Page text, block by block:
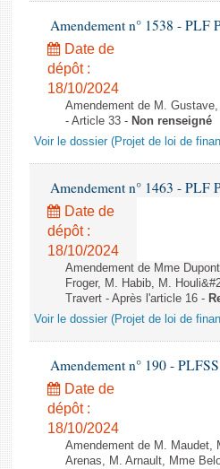
Amendement n° 1538 - PLF
Date de
dépôt :
18/10/2024
Amendement de M.
- Article 33 - Non renseigné
Voir le dossier (Projet de loi de
Amendement n° 1463 - PLF
Date de
dépôt :
18/10/2024
Amendement de Mme
Froger, M. Habib, M.
Travert - Après l'article 16 -
Voir le dossier (Projet de loi de
Amendement n° 190 -
Date de
dépôt :
18/10/2024
Amendement de M. Maudet,
Arenas, M. Arnault, Mme